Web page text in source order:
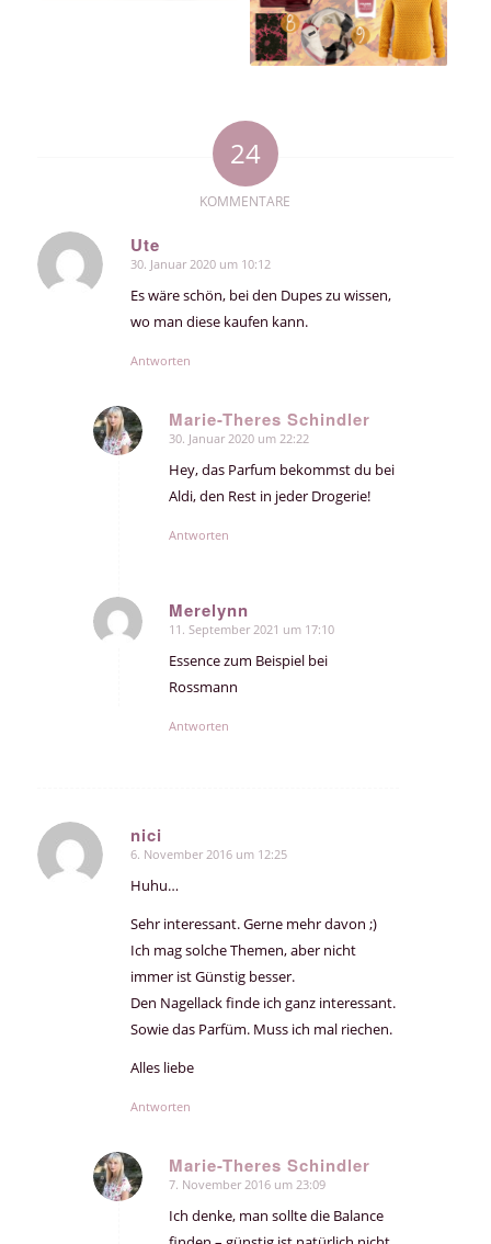
24
KOMMENTARE
Ute
sagte:
30. Januar 2020 um 10:12
Es wäre schön, bei den Dupes zu wissen,
wo man diese kaufen kann.
Antworten
Marie-Theres Schindler
sagte:
30. Januar 2020 um 22:22
Hey, das Parfum bekommst du bei
Aldi, den Rest in jeder Drogerie!
Antworten
Merelynn
sagte:
11. September 2021 um 17:10
Essence zum Beispiel bei
Rossmann
Antworten
nici
sagte:
6. November 2016 um 12:25
Huhu…
Sehr interessant. Gerne mehr davon ;)
Ich mag solche Themen, aber nicht
immer ist Günstig besser.
Den Nagellack finde ich ganz interessant.
Sowie das Parfüm. Muss ich mal riechen.
Alles liebe
Antworten
Marie-Theres Schindler
sagte:
7. November 2016 um 23:09
Ich denke, man sollte die Balance